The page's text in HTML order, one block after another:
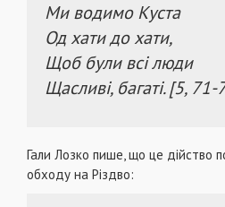
Ми водимо Куста
Од хати до хати,
Щоб були всі люди
Щасливі, багаті. [5, 71-
Гали Лозко пише, що це дійство
обходу на Різдво: